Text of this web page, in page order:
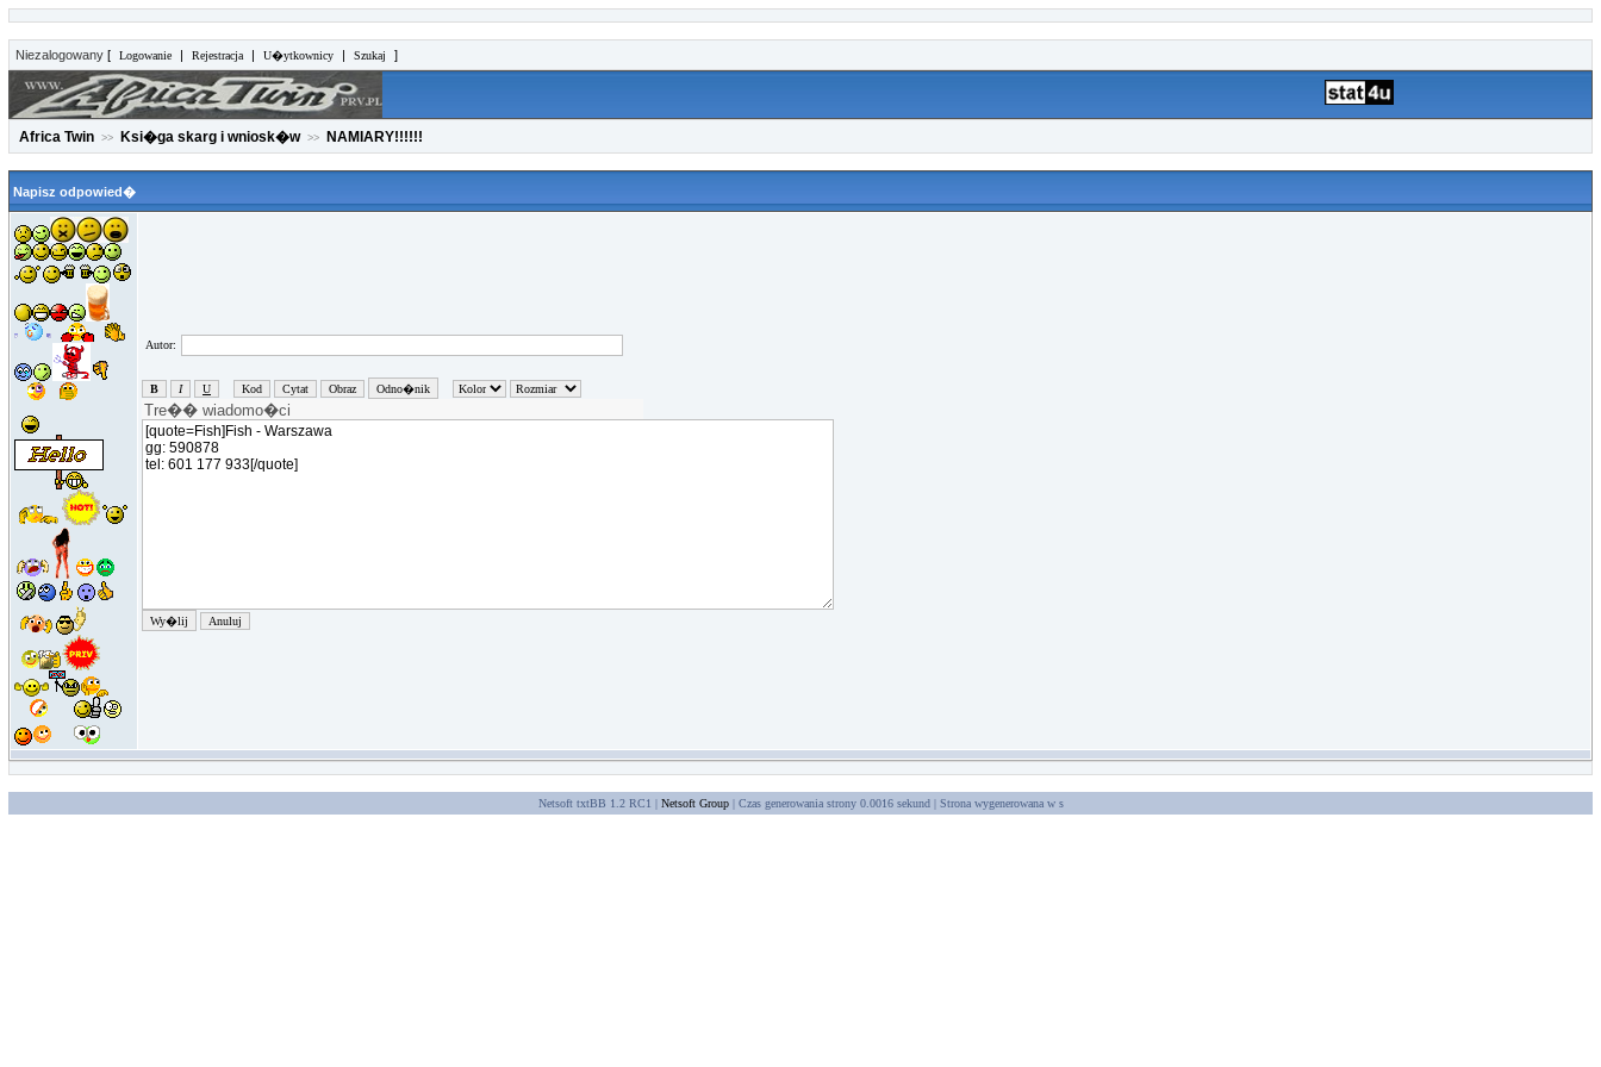
Niezalogowany [ Logowanie | Rejestracja | U�ytkownicy | Szukaj ]
Africa Twin >> Ksi�ga skarg i wniosk�w >> NAMIARY!!!!!!
Napisz odpowied�
Autor:
Netsoft txtBB 1.2 RC1 | Netsoft Group| Czas generowania strony 0.0016 sekund | Strona wygenerowana w s